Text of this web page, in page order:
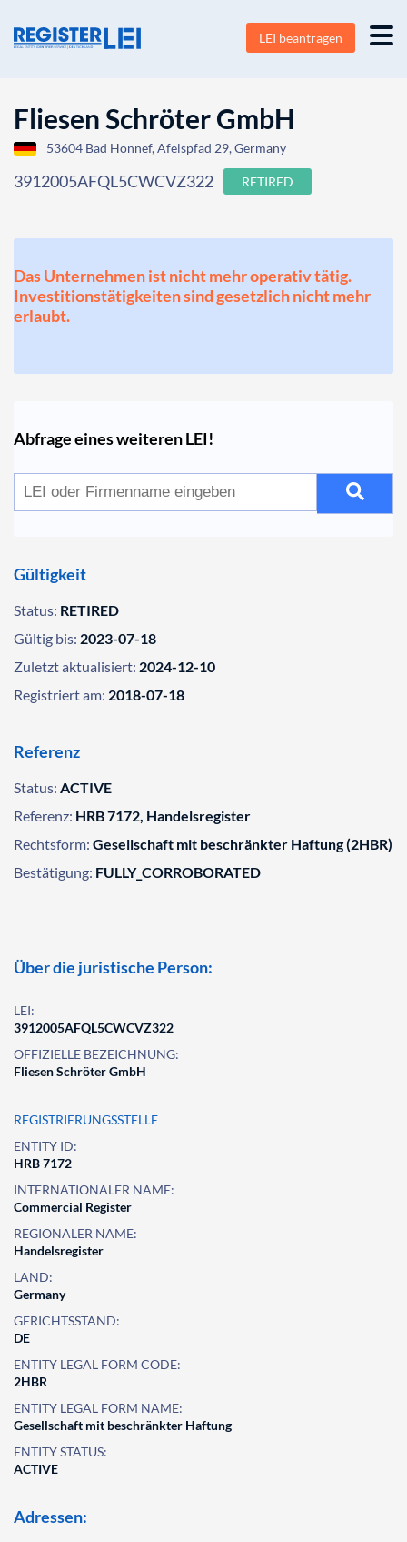
LEI beantragen
Fliesen Schröter GmbH
53604 Bad Honnef, Afelspfad 29, Germany
3912005AFQL5CWCVZ322 RETIRED
Das Unternehmen ist nicht mehr operativ tätig.
Investitionstätigkeiten sind gesetzlich nicht mehr
erlaubt.
Abfrage eines weiteren LEI!
Gültigkeit
Status: RETIRED
Gültig bis: 2023-07-18
Zuletzt aktualisiert: 2024-12-10
Registriert am: 2018-07-18
Referenz
Status: ACTIVE
Referenz: HRB 7172, Handelsregister
Rechtsform: Gesellschaft mit beschränkter Haftung (2HBR)
Bestätigung: FULLY_CORROBORATED
Über die juristische Person:
LEI:
3912005AFQL5CWCVZ322
OFFIZIELLE BEZEICHNUNG:
Fliesen Schröter GmbH
REGISTRIERUNGSSTELLE
ENTITY ID:
HRB 7172
INTERNATIONALER NAME:
Commercial Register
REGIONALER NAME:
Handelsregister
LAND:
Germany
GERICHTSSTAND:
DE
ENTITY LEGAL FORM CODE:
2HBR
ENTITY LEGAL FORM NAME:
Gesellschaft mit beschränkter Haftung
ENTITY STATUS:
ACTIVE
Adressen: